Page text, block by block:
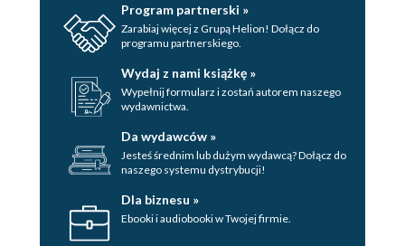
Program partnerski »
Zarabiaj więcej z Grupą Helion! Dołącz do
programu partnerskiego.
Wydaj z nami książkę »
Wypełnij formularz i zostań autorem naszego
wydawnictwa.
Da wydawców »
Jesteś średnim lub dużym wydawcą? Dołącz do
naszego systemu dystrybucji!
Dla biznesu »
Ebooki i audiobooki w Twojej firmie.